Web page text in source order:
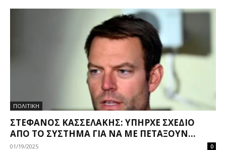
ΠΟΛΙΤΙΚΗ
ΣΤΈΦΑΝΟΣ ΚΑΣΣΕΛΆΚΗΣ: ΥΠΉΡΧΕ ΣΧΈΔΙΟ
ΑΠΌ ΤΟ ΣΎΣΤΗΜΑ ΓΙΑ ΝΑ ΜΕ ΠΕΤΆΞΟΥΝ...
01/19/2025 0